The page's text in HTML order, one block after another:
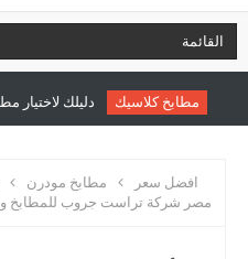
مطابخ كلاسيك دليلك لاختيار
افضل سعر مطابخ مودرن
مصر شركة تراست جروب للمطابخ